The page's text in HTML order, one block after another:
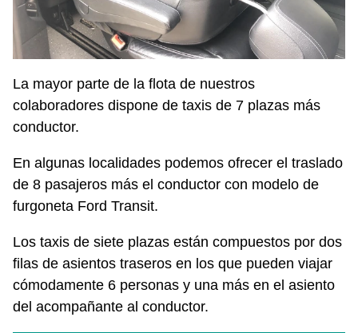
La mayor parte de la flota de nuestros
colaboradores dispone de taxis de 7 plazas más
conductor.
En algunas localidades podemos ofrecer el traslado
de 8 pasajeros más el conductor con modelo de
furgoneta Ford Transit.
Los taxis de siete plazas están compuestos por dos
filas de asientos traseros en los que pueden viajar
cómodamente 6 personas y una más en el asiento
del acompañante al conductor.